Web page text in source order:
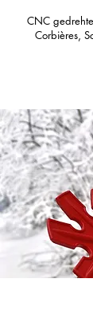
CNC
Corbières,